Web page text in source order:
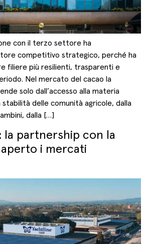
con il terzo settore ha
competitivo strategico, perché ha
filiere più resilienti, trasparenti e
Nel mercato del cacao la
solo dall’accesso alla materia
stabilità delle comunità agricole, dalla
dalla […]
la partnership con la
i mercati